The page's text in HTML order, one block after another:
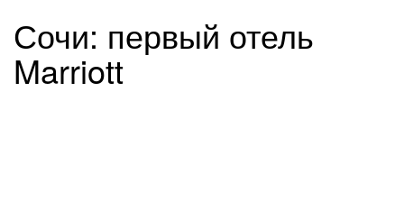
Сочи: первый отель
Marriott